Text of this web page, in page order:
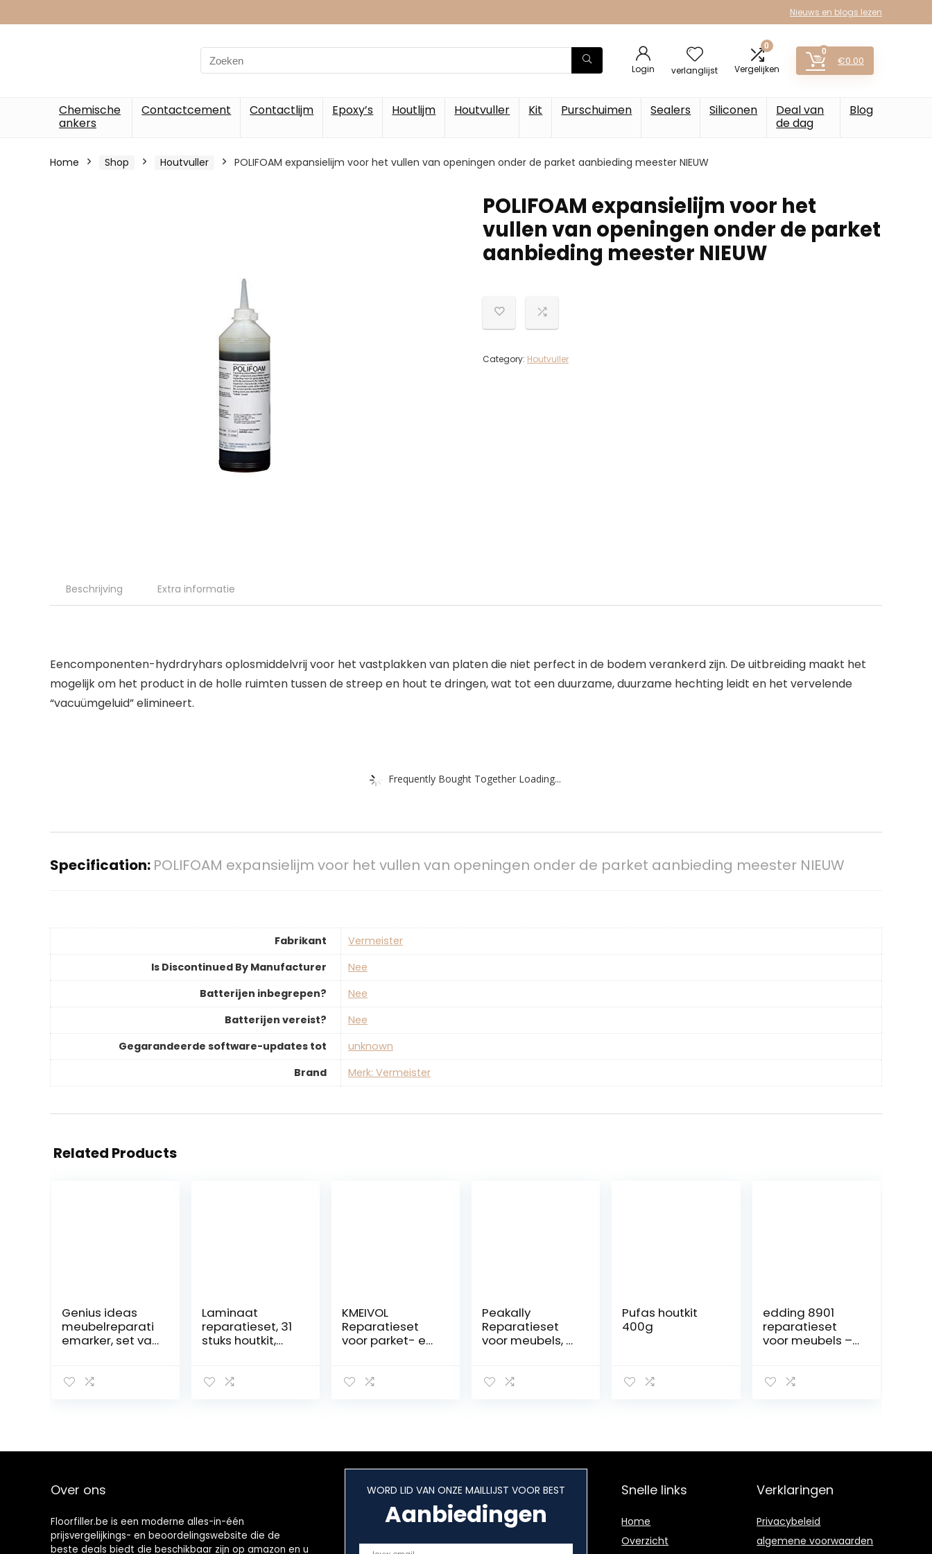
Nieuws en blogs lezen
Login verlanglijst
0
Vergelijken
0
€0.00
Chemische
ankers
Contactcement Contactlijm Epoxy’s Houtlijm Houtvuller Kit Purschuimen Sealers Siliconen
Deal van
de dag
Blog
Home Shop Houtvuller POLIFOAM expansielijm voor het vullen van openingen onder de parket aanbieding meester NIEUW
POLIFOAM expansielijm voor het
vullen van openingen onder de parket
aanbieding meester NIEUW
Category: Houtvuller
Beschrijving Extra informatie
Eencomponenten-hydrdryhars oplosmiddelvrij voor het vastplakken van platen die niet perfect in de bodem verankerd zijn. De uitbreiding maakt het
mogelijk om het product in de holle ruimten tussen de streep en hout te dringen, wat tot een duurzame, duurzame hechting leidt en het vervelende
“vacuümgeluid” elimineert.
Frequently Bought Together Loading...
Specification: POLIFOAM expansielijm voor het vullen van openingen onder de parket aanbieding meester NIEUW
Fabrikant
‎Vermeister
Is Discontinued By Manufacturer
‎Nee
Batterijen inbegrepen?
‎Nee
Batterijen vereist?
‎Nee
Gegarandeerde software-updates tot
‎unknown
Brand
Merk: Vermeister
Related Products
Genius ideas
meubelreparati
emarker, set van
Laminaat
reparatieset, 31
stuks houtkit,
parket,
houten meubels,
KMEIVOL
Reparatieset
voor parket- en
houtplamuur,
scheuren
Peakally
Reparatieset
voor meubels, 21
voor meubels,
reparatie van
meubels
Pufas houtkit
400g
edding 8901
reparatieset
voor meubels –
repareren van
oppervlakken
Over ons
Floorfiller.be is een moderne alles-in-één
prijsvergelijkings- en beoordelingswebsite die de
beste deals biedt die beschikbaar zijn op amazon en u
WORD LID VAN ONZE MAILLIJST VOOR BEST
Aanbiedingen
Snelle links
Home
Overzicht
Verklaringen
Privacybeleid
algemene voorwaarden